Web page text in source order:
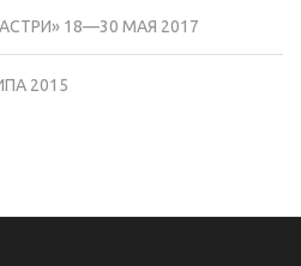
18—30 МАЯ 2017
2015